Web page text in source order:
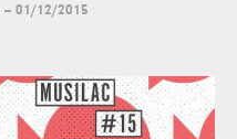
-- 01/12/2015